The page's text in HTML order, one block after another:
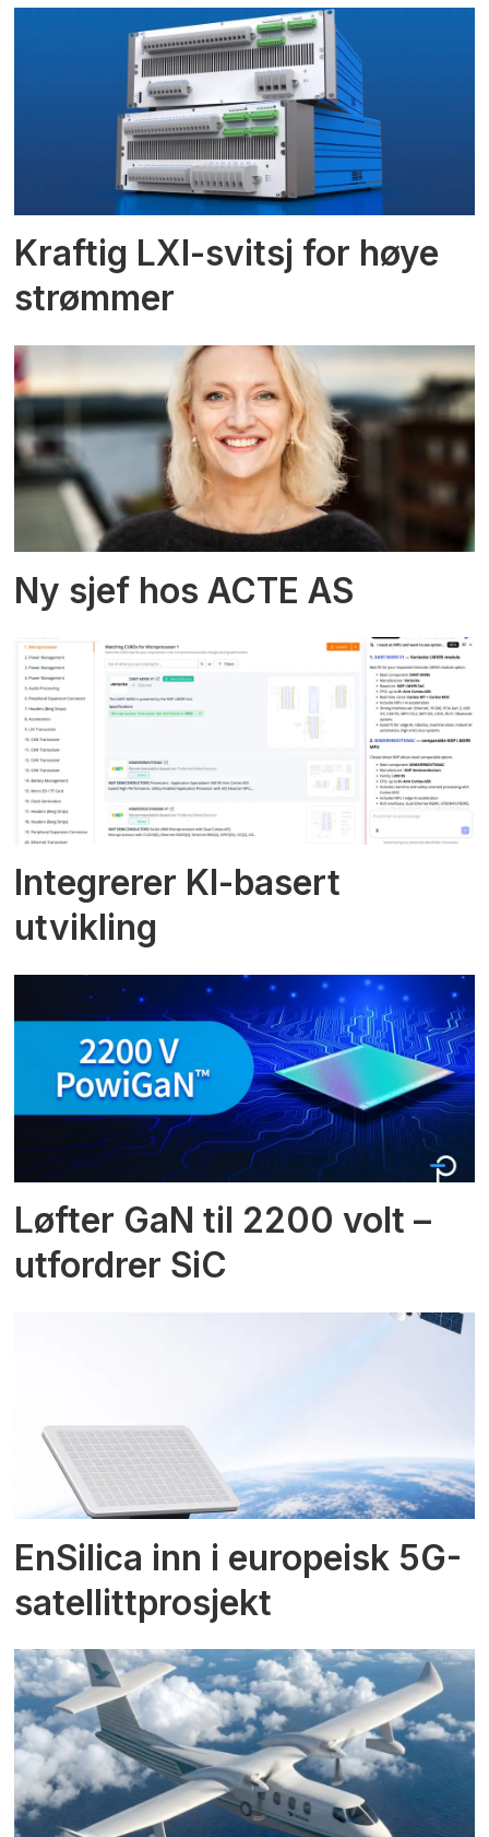
Kraftig LXI-svitsj for høye
strømmer
Ny sjef hos ACTE AS
Integrerer KI-basert
utvikling
Løfter GaN til 2200 volt –
utfordrer SiC
EnSilica inn i europeisk 5G-
satellittprosjekt